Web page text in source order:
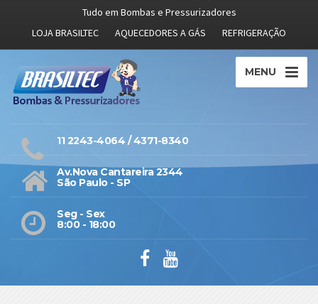
Tudo em Bombas e Pressurizadores
LOJA BRASILTEC
AQUECEDORES A GÁS REFRIGERAÇÃO
MENU
11 2243-4064 / 4371-8340
Av.Nova Cantareira 2344
São Paulo - SP
Seg - Sex
8:00 - 18:00